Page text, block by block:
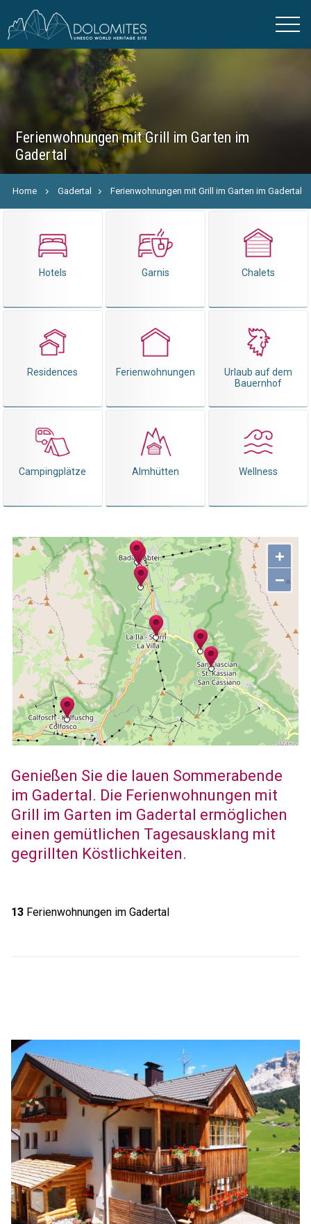
Ferienwohnungen mit Grill im Garten im
Gadertal
Home Gadertal Ferienwohnungen mit Grill im Garten im Gadertal
Hotels Garnis Chalets
Residences Ferienwohnungen
Urlaub auf dem
Bauernhof
Campingplätze Almhütten Wellness
+
−
Genießen Sie die lauen Sommerabende
im Gadertal. Die Ferienwohnungen mit
Grill im Garten im Gadertal ermöglichen
einen gemütlichen Tagesausklang mit
gegrillten Köstlichkeiten.
13Ferienwohnungen im Gadertal